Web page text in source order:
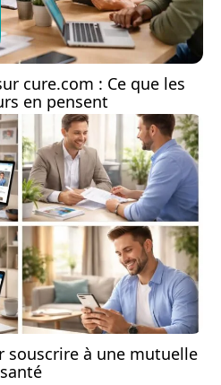
cure.com : Ce que les
en pensent
souscrire à une mutuelle
santé